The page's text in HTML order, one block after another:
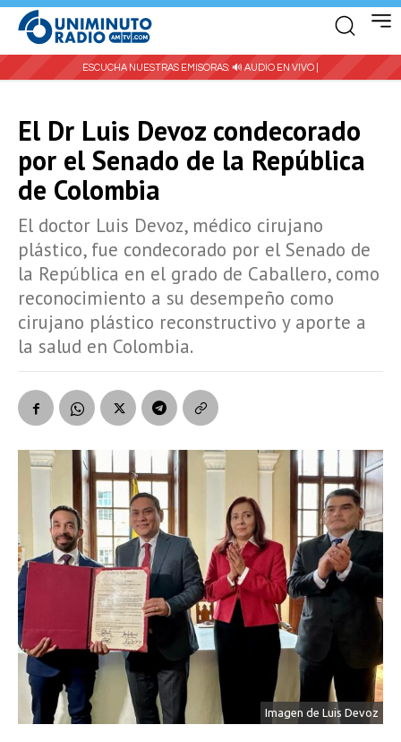
ESCUCHA NUESTRAS EMISORAS: 🔊 AUDIO EN VIVO |
El Dr Luis Devoz condecorado
por el Senado de la República
de Colombia
El doctor Luis Devoz, médico cirujano
plástico, fue condecorado por el Senado de
la República en el grado de Caballero, como
reconocimiento a su desempeño como
cirujano plástico reconstructivo y aporte a
la salud en Colombia.
Imagen de Luis Devoz